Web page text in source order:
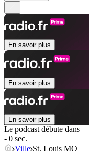
En savoir plus
En savoir plus
En savoir plus
Le podcast débute dans
- 0 sec.
Ville St. Louis MO